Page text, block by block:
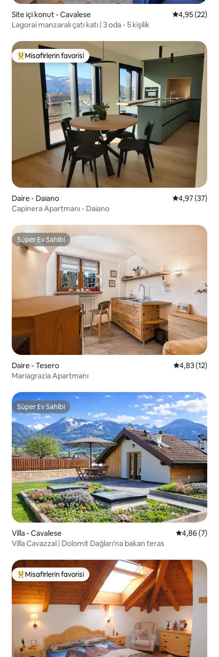
Site içi konut - Cavalese 5 üzerinden
4,95 (22)
Lagorai manzaralı çatı katı | 3 oda - 5 kişilik
Misafirlerin favorilerinden en beğenilenler arasında
Misafirlerin favorisi
Daire - Daiano 5 üzerinden
4,97 (37)
Capinera Apartmanı - Daiano
Süper Ev Sahibi
Süper Ev Sahibi
Daire - Tesero 5 üzerinden
4,83 (12)
Mariagrazia Apartmanı
Süper Ev Sahibi
Süper Ev Sahibi
Villa - Cavalese 5 üzerinden
4,86 (7)
Villa Cavazzal | Dolomit Dağları'na bakan teras
Misafirlerin favorilerinden en beğenilenler arasında
Misafirlerin favorisi